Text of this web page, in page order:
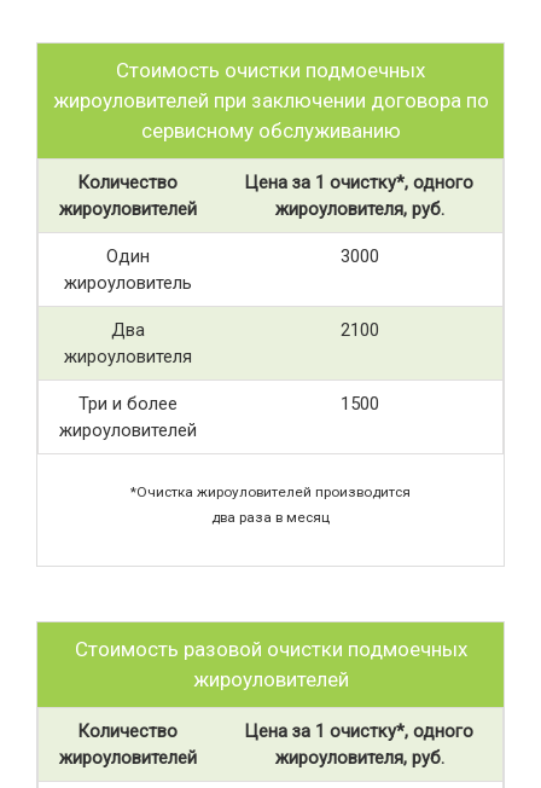
Стоимость очистки подмоечных
жироуловителей при заключении договора по
сервисному обслуживанию
Количество
жироуловителей
Цена за 1 очистку*, одного
жироуловителя, руб.
Один
жироуловитель
3000
Два
жироуловителя
2100
Три и более
жироуловителей
1500
*Очистка жироуловителей производится
два раза в месяц
Стоимость разовой очистки подмоечных
жироуловителей
Количество
жироуловителей
Цена за 1 очистку*, одного
жироуловителя, руб.